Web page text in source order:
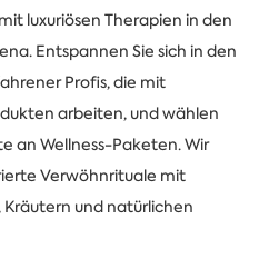
luxuriösen Therapien in den
Entspannen Sie sich in den
Profis, die mit
arbeiten, und wählen
an Wellness-Paketen. Wir
Verwöhnrituale mit
Kräutern und natürlichen